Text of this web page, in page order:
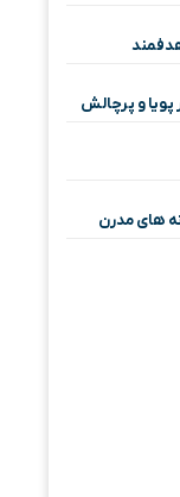
پویا و پرچالش